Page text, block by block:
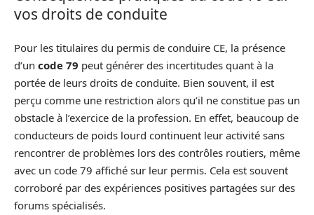
vos droits de conduite
Pour les titulaires du permis de conduire CE, la présence
d’un code 79 peut générer des incertitudes quant à la
portée de leurs droits de conduite. Bien souvent, il est
perçu comme une restriction alors qu’il ne constitue pas un
obstacle à l’exercice de la profession. En effet, beaucoup de
conducteurs de poids lourd continuent leur activité sans
rencontrer de problèmes lors des contrôles routiers, même
avec un code 79 affiché sur leur permis. Cela est souvent
corroboré par des expériences positives partagées sur des
forums spécialisés.